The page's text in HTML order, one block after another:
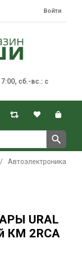
сб.-вс.: с
Войти
/
Автоэлектроника
URAL
КМ 2RCA